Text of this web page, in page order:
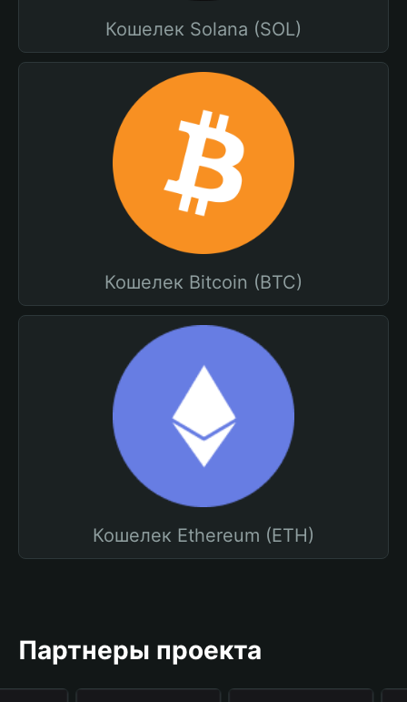
Кошелек Solana (SOL)
Кошелек Bitcoin (BTC)
Кошелек Ethereum (ETH)
Партнеры проекта